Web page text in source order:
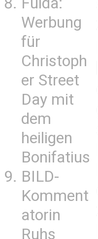
Werbung
für
Christoph
er Street
Day mit
dem
heiligen
Bonifatius
BILD-
Komment
atorin
Ruhs